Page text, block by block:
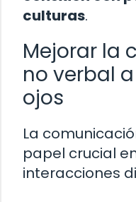
culturas.
Mejorar la
no verbal
ojos
La
papel crucial
interacciones